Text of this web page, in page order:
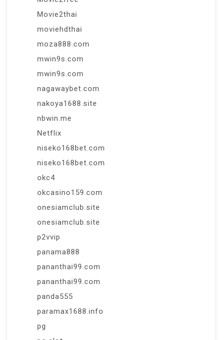
Movie2thai
moviehdthai
moza888.com
mwin9s.com
mwin9s.com
nagawaybet.com
nakoya1688.site
nbwin.me
Netflix
niseko168bet.com
niseko168bet.com
okc4
okcasino159.com
onesiamclub.site
onesiamclub.site
p2vvip
panama888
pananthai99.com
pananthai99.com
panda555
paramax1688.info
pg